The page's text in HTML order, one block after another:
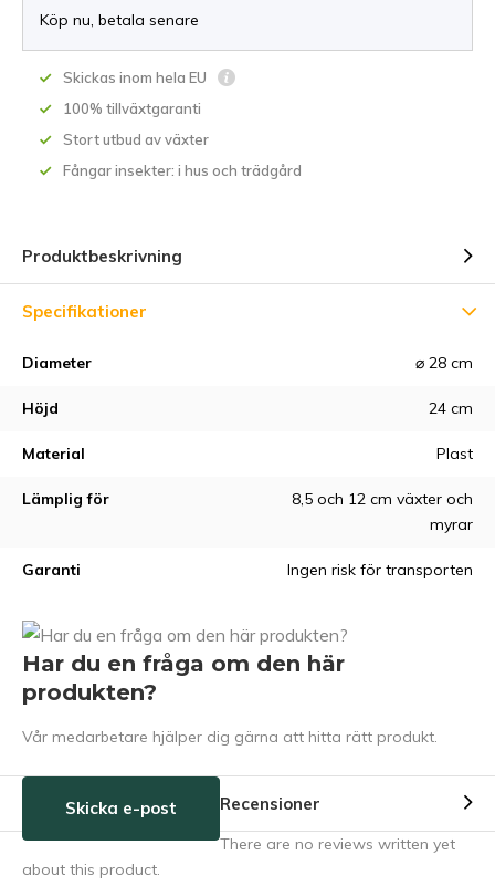
Köp nu, betala senare
Skickas inom hela EU
100% tillväxtgaranti
Stort utbud av växter
Fångar insekter: i hus och trädgård
Produktbeskrivning
Specifikationer
Diameter ⌀ 28 cm
Höjd 24 cm
Material Plast
Lämplig för
8,5 och 12 cm växter och
myrar
Garanti Ingen risk för transporten
Har du en fråga om den här
produkten?
Vår medarbetare hjälper dig gärna att hitta rätt produkt.
Skicka e-post Recensioner
There are no reviews written yet
about this product.